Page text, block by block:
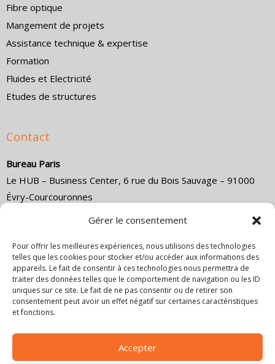
Gérer le consentement
Pour offrir les meilleures expériences, nous utilisons des technologies
telles que les cookies pour stocker et/ou accéder aux informations des
appareils. Le fait de consentir à ces technologies nous permettra de
traiter des données telles que le comportement de navigation ou les ID
uniques sur ce site. Le fait de ne pas consentir ou de retirer son
consentement peut avoir un effet négatif sur certaines caractéristiques
et fonctions.
Accepter
Fibre optique
Mangement de projets
Assistance technique & expertise
Formation
Fluides et Electricité
Etudes de structures
Contact
Bureau Paris
Le HUB – Business Center, 6 rue du Bois Sauvage – 91000
Évry-Courcouronnes
Email :co*****@************************ ce.com
Bureau Marseille
4 Cr Jean Ballard, 13001 Marseille, France
Direction commerciale :+33 6 18 48 02 11
Bureau Lyon
6 rue Joseph Chapelle, 69008 Lyon